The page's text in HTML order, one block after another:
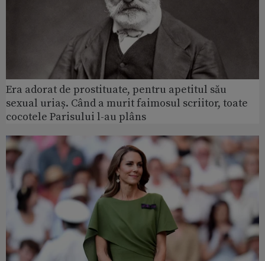
Era adorat de prostituate, pentru apetitul său
sexual uriaș. Când a murit faimosul scriitor, toate
cocotele Parisului l-au plâns